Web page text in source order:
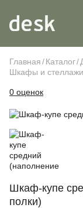
Главная Каталог
Шкафы и стеллажи
0 оценок
Шкаф-купе
полки)